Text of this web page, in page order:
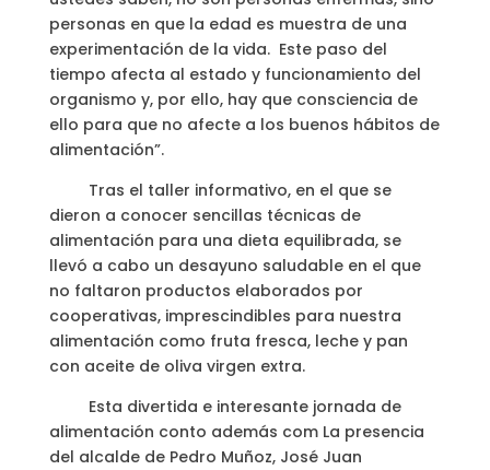
personas en que la edad es muestra de una
experimentación de la vida. Este paso del
tiempo afecta al estado y funcionamiento del
organismo y, por ello, hay que consciencia de
ello para que no afecte a los buenos hábitos de
alimentación”.
Tras el taller informativo, en el que se
dieron a conocer sencillas técnicas de
alimentación para una dieta equilibrada, se
llevó a cabo un desayuno saludable en el que
no faltaron productos elaborados por
cooperativas, imprescindibles para nuestra
alimentación como fruta fresca, leche y pan
con aceite de oliva virgen extra.
Esta divertida e interesante jornada de
alimentación conto además com La presencia
del alcalde de Pedro Muñoz, José Juan